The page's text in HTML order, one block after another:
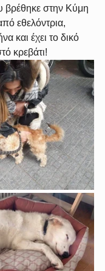
βρέθηκε στην Κύμη
εθελόντρια,
και έχει το δικό
κρεβάτι!